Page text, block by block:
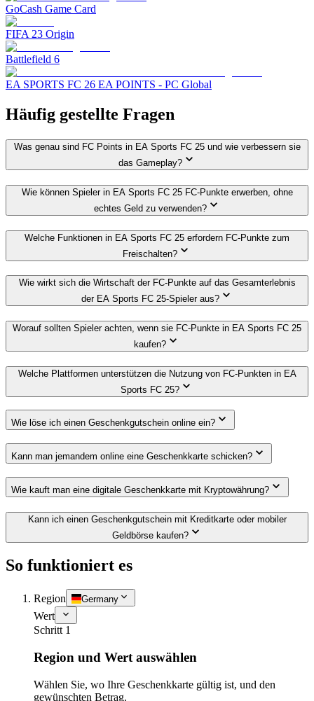
GoCash Game Card
FIFA 23 Origin
Battlefield 6
EA SPORTS FC 26 EA POINTS - PC Global
Häufig gestellte Fragen
Was genau sind FC Points in EA Sports FC 25 und wie verbessern sie
das Gameplay?
Wie können Spieler in EA Sports FC 25 FC-Punkte erwerben, ohne
echtes Geld zu verwenden?
Welche Funktionen in EA Sports FC 25 erfordern FC-Punkte zum
Freischalten?
Wie wirkt sich die Wirtschaft der FC-Punkte auf das Gesamterlebnis
der EA Sports FC 25-Spieler aus?
Worauf sollten Spieler achten, wenn sie FC-Punkte in EA Sports FC 25
kaufen?
Welche Plattformen unterstützen die Nutzung von FC-Punkten in EA
Sports FC 25?
Wie löse ich einen Geschenkgutschein online ein?
Kann man jemandem online eine Geschenkkarte schicken?
Wie kauft man eine digitale Geschenkkarte mit Kryptowährung?
Kann ich einen Geschenkgutschein mit Kreditkarte oder mobiler
Geldbörse kaufen?
So funktioniert es
Region Germany
Wert
Schritt 1
Region und Wert auswählen
Wählen Sie, wo Ihre Geschenkkarte gültig ist, und den
gewünschten Betrag.